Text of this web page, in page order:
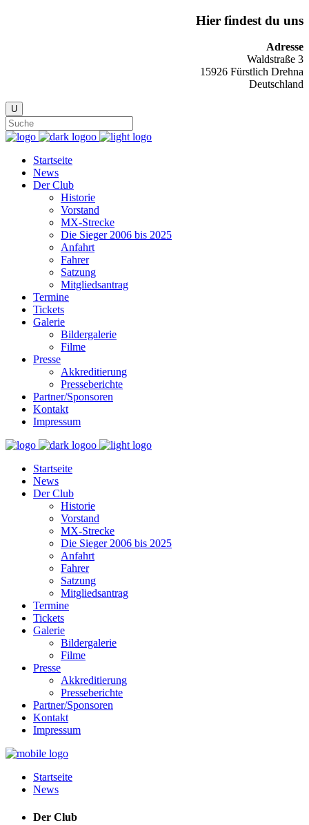
Hier findest du uns
Adresse
Waldstraße 3
15926 Fürstlich Drehna
Deutschland
Startseite
News
Der Club
Historie
Vorstand
MX-Strecke
Die Sieger 2006 bis 2025
Anfahrt
Fahrer
Satzung
Mitgliedsantrag
Termine
Tickets
Galerie
Bildergalerie
Filme
Presse
Akkreditierung
Presseberichte
Partner/Sponsoren
Kontakt
Impressum
Startseite
News
Der Club
Historie
Vorstand
MX-Strecke
Die Sieger 2006 bis 2025
Anfahrt
Fahrer
Satzung
Mitgliedsantrag
Termine
Tickets
Galerie
Bildergalerie
Filme
Presse
Akkreditierung
Presseberichte
Partner/Sponsoren
Kontakt
Impressum
Startseite
News
Der Club